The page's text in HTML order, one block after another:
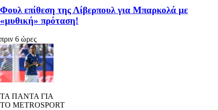
Φουλ επίθεση της Λίβερπουλ για Μπαρκολά με
«μυθική» πρόταση!
πριν 6 ώρες
ΤΑ ΠΑΝΤΑ ΓΙΑ
ΤΟ METROSPORT